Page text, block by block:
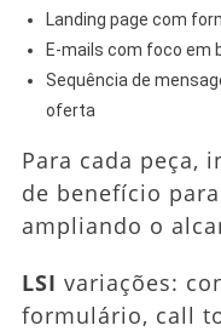
Landing page com
E-mails com foco em
Sequência de
oferta
Para cada peça,
de benefício
ampliando o
LSI variações:
formulário, call